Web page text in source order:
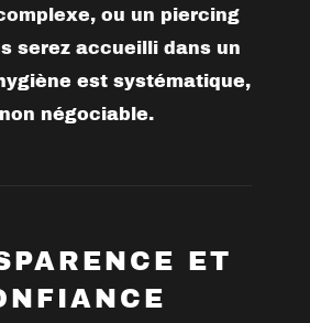
ou un piercing
serez accueilli dans un
est systématique,
négociable.
ET